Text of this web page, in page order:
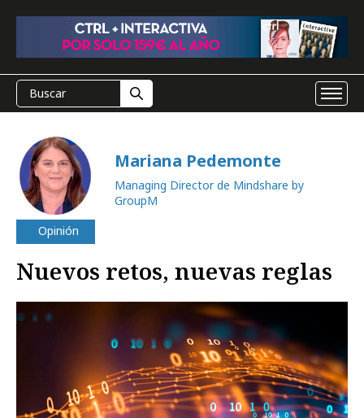
Mariana Pedemonte
Managing Director de Mindshare by
GroupM
Opinión
Nuevos retos, nuevas reglas